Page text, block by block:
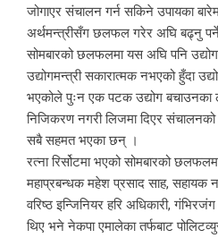
जोगाएर संचालन गर्न सकिने उपायका
अर्थमन्त्रीसँग छलफल गरेर अघि बढ्नु
सोमबारको छलफलमा यस अघि पनि
उद्योगमन्त्री सकारात्मक नभएको हुँदा
भएकोले पुःन एक पटक उद्योग बचाउनका
निजिकरण नगरी लिजमा दिएर संचालनको
सबै सहमत भएका छन् ।
रत्ना रिर्सोटमा भएको सोमबारको
महाप्रबन्धक महेश प्रसाद साह, सहायक
वरिष्ठ इन्जिनियर हरि अधिकारी,
थिए भने नेकपा एमालेका तर्फबाट